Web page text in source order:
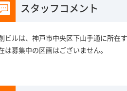
スタッフコメント
ビルは、神戸市中央区下山手通に所在
は募集中の区画はございません。